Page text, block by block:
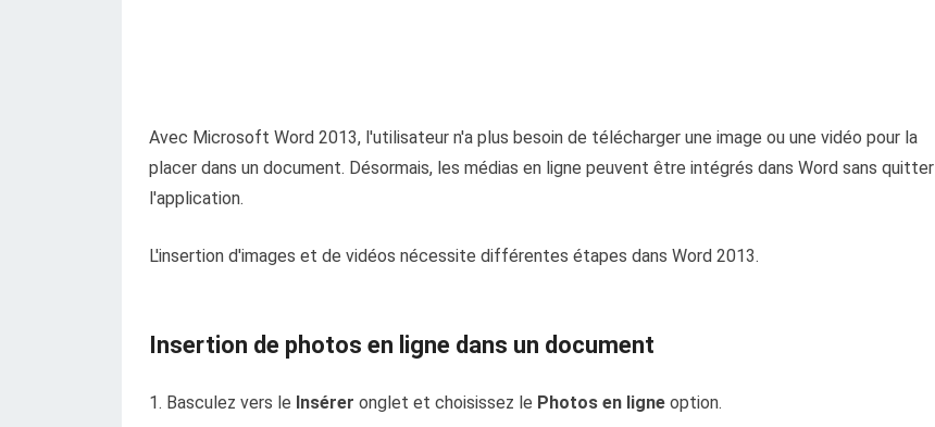
Avec Microsoft Word 2013, l'utilisateur n'a plus besoin de télécharger une image ou une vidéo pour la
placer dans un document. Désormais, les médias en ligne peuvent être intégrés dans Word sans quitter
l'application.
L'insertion d'images et de vidéos nécessite différentes étapes dans Word 2013.
Insertion de photos en ligne dans un document
1. Basculez vers le Insérer onglet et choisissez le Photos en ligne option.